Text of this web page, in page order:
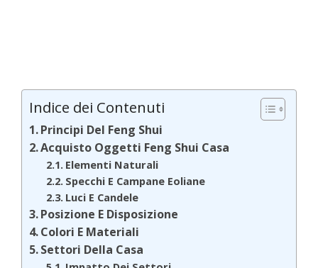
Indice dei Contenuti
Principi Del Feng Shui
Acquisto Oggetti Feng Shui Casa
Elementi Naturali
Specchi E Campane Eoliane
Luci E Candele
Posizione E Disposizione
Colori E Materiali
Settori Della Casa